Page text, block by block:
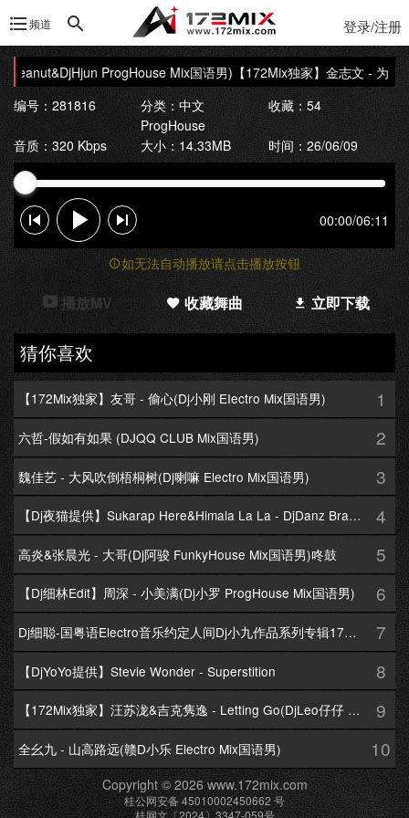
频道 登录/注册
ProgHouse Mix国语男)【172Mix独家】金志文 - 为爱
编号：281816
分类：中文
ProgHouse
收藏：54
音质：320 Kbps 大小：14.33MB 时间：26/06/09
00:00/06:11
如无法自动播放请点击播放按钮
播放MV 收藏舞曲 立即下载
猜你喜欢
【172Mix独家】友哥 - 偷心(Dj小刚 EIectro Mix国语男) 1
六哲-假如有如果 (DJQQ CLUB Mix国语男) 2
魏佳艺 - 大风吹倒梧桐树(Dj喇嘛 Electro Mix国语男) 3
【Dj夜猫提供】Sukarap Here&Himala La La - DjDanz Braekbeat Mix 4
高炎&张晨光 - 大哥(Dj阿骏 FunkyHouse Mix国语男)咚鼓 5
【Dj细林Edit】周深 - 小美满(Dj小罗 ProgHouse Mix国语男) 6
Dj细聪-国粤语Electro音乐约定人间Dj小九作品系列专辑172Mix串烧 7
【DjYoYo提供】Stevie Wonder - Superstition 8
【172Mix独家】汪苏泷&吉克隽逸 - Letting Go(DjLeo仔仔 Electro Mix国语合唱) 9
全幺九 - 山高路远(赣D小乐 Electro Mix国语男) 10
Copyright © 2026 www.172mix.com
桂公网安备 45010002450662 号
桂网文〔2024〕3347-059号